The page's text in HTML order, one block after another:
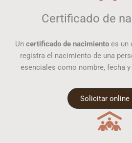
Certificado de
Un certificado de nacimiento es un
registra el nacimiento de una
esenciales como nombre, fecha
Solicitar online